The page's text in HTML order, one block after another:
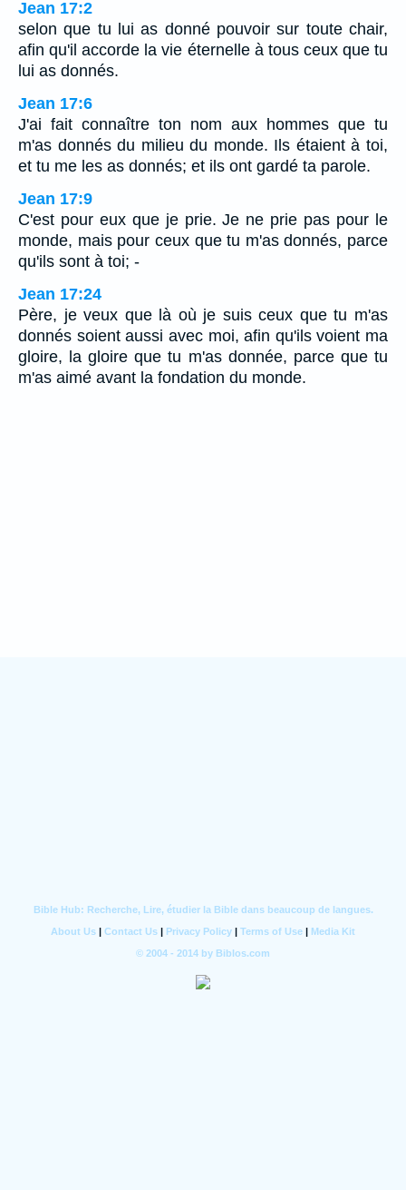
Jean 17:2
selon que tu lui as donné pouvoir sur toute chair,
afin qu'il accorde la vie éternelle à tous ceux que tu
lui as donnés.
Jean 17:6
J'ai fait connaître ton nom aux hommes que tu
m'as donnés du milieu du monde. Ils étaient à toi,
et tu me les as donnés; et ils ont gardé ta parole.
Jean 17:9
C'est pour eux que je prie. Je ne prie pas pour le
monde, mais pour ceux que tu m'as donnés, parce
qu'ils sont à toi; -
Jean 17:24
Père, je veux que là où je suis ceux que tu m'as
donnés soient aussi avec moi, afin qu'ils voient ma
gloire, la gloire que tu m'as donnée, parce que tu
m'as aimé avant la fondation du monde.